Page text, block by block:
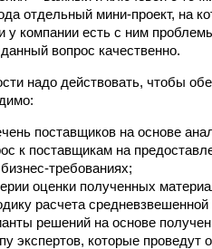
отдельный мини-проект, на
у компании есть с ним
вопрос качественно.
надо действовать, чтобы
поставщиков на основе
к поставщикам на
требованиях;
оценки полученных
расчета средневзвешенной
решений на основе
экспертов, которые